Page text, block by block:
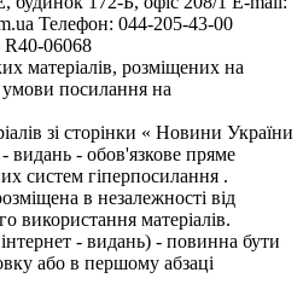
Телефон: 044-205-43-00
R40-06068
матеріалів, розміщених на
умови посилання на
зі сторінки « Новини України
- видань - обов'язкове пряме
систем гіперпосилання .
в незалежності від
використання матеріалів.
- видань) - повинна бути
або в першому абзаці